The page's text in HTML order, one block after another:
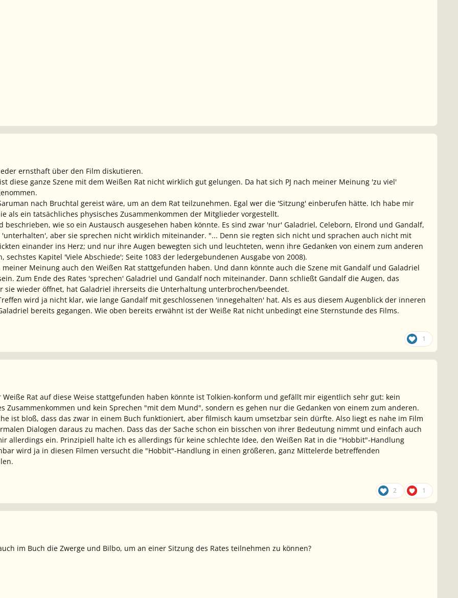
ernsthaft über den Film diskutieren.
diese ganze Szene mit dem Weißen Rat nicht wirklich gut gelungen. Da hat sich PJ nach meiner Meinung 'zu viel'
nach Bruchtal gereist wäre, um an dem Rat teilzunehmen. Egal wer die 'Sitzung' einberufen hätte. Ich habe mir
als ein tatsächliches physisches Zusammenkommen der Mitglieder vorgestellt.
beschrieben, wie so ein Austausch ausgesehen haben könnte. Es sind zwar 'nur' Galadriel, Celeborn, Elrond und Gandalf,
aber sie sprechen nicht wirklich miteinander. "... Denn sie regten sich nicht und sprachen auch nicht mit
einander ins Herz; und nur ihre Augen bewegten sich und leuchteten, wenn ihre Gedanken von einem zum anderen
sechstes Kapitel 'Viele Abschiede'; Seite 1083 der ledergebundenen Ausgabe von 2008).
Meinung auch den Weißen Rat stattgefunden haben. Und dann könnte auch die Szene mit Gandalf und Galadriel
Zum Ende des Rates 'sprechen' Galadriel und Gandalf noch miteinander. Dann schließt Gandalf die Augen, das
sie wieder öffnet, hat Galadriel ihrerseits die Unterhaltung unterbrochen/beendet.
wird ja nicht klar, wie lange Gandalf mit geschlossenen 'innegehalten' hat. Als es aus diesem Augenblick der inneren
bereits gegangen. Wie oben bereits erwähnt ist der Weiße Rat nicht unbedingt eine Sternstunde des Films.
1
Weiße Rat auf diese Weise stattgefunden haben könnte ist Tolkien-konform und gefällt mir eigentlich sehr gut: kein
Zusammenkommen und kein Sprechen "mit dem Mund", sondern es gehen nur die Gedanken von einem zum anderen.
ist bloß, dass das zwar in einem Buch funktioniert, aber filmisch kaum umsetzbar sein dürfte. Also liegt es nahe im Film
Dialogen daraus zu machen. Dass das der Sache schon ein bisschen von ihrer Bedeutung nimmt und einfach auch
allerdings ein. Prinzipiell halte ich es allerdings für keine schlechte Idee, den Weißen Rat in die "Hobbit"-Handlung
wird ja in diesen Filmen versucht die "Hobbit"-Handlung in einen größeren, ganz Mittelerde betreffenden
2 1
im Buch die Zwerge und Bilbo, um an einer Sitzung des Rates teilnehmen zu können?